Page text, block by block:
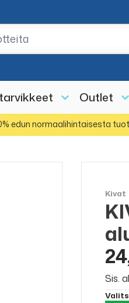
Outlet
edun normaalihintaisesta
Kivat
Sis.